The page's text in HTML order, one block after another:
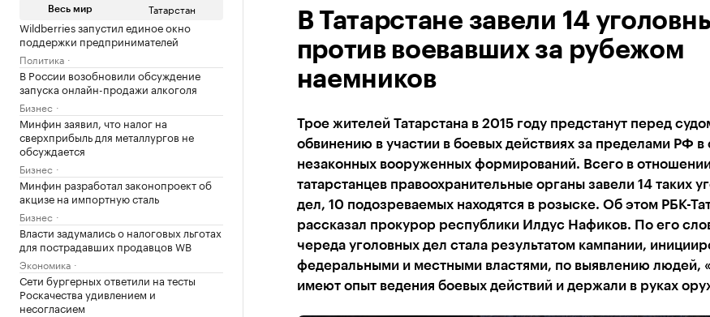
Весь мир Татарстан
Wildberries запустил единое окно
поддержки предпринимателей
Политика
В России возобновили обсуждение
запуска онлайн-продажи алкоголя
Бизнес
Минфин заявил, что налог на
сверхприбыль для металлургов не
обсуждается
Бизнес
Минфин разработал законопроект об
акцизе на импортную сталь
Бизнес
Власти задумались о налоговых льготах
для пострадавших продавцов WB
Экономика
Сети бургерных ответили на тесты
Роскачества удивлением и
несогласием
В Татарстане завели 14
против воевавших за рубежом
наемников
Трое жителей Татарстана в 2015 году предстанут перед
обвинению в участии в боевых действиях за пределами РФ в
незаконных вооруженных формирований. Всего в
татарстанцев правоохранительные органы завели 14 таких
дел, 10 подозреваемых находятся в розыске. Об этом РБК-
рассказал прокурор республики Илдус Нафиков. По его
череда уголовных дел стала результатом кампании,
федеральными и местными властями, по выявлению людей,
имеют опыт ведения боевых действий и держали в руках